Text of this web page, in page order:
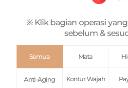
※ Klik bagian operasi
sebelum &
Semua Mata
Anti-Aging Kontur Wajah